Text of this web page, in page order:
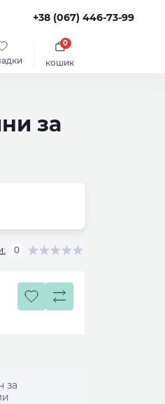
+38 (067) 446-73-99
кошик
0
за
0
за